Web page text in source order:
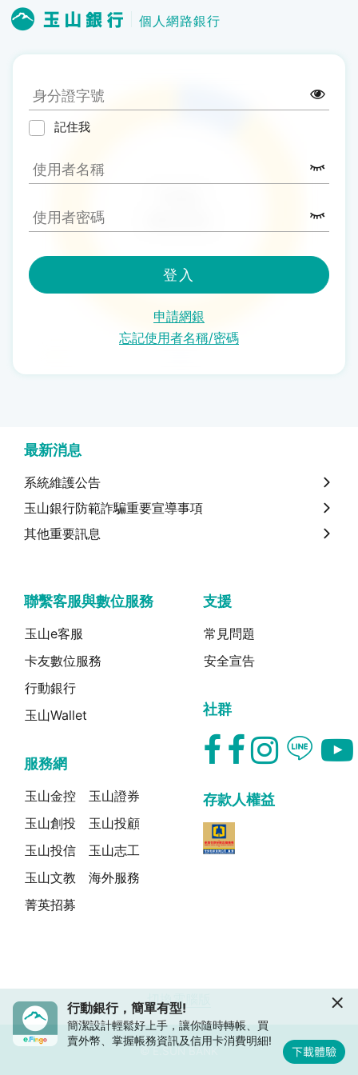
個人網路銀行
記住我
登入
申請網銀
忘記使用者名稱/密碼
最新消息
系統維護公告
玉山銀行防範詐騙重要宣導事項
其他重要訊息
聯繫客服與數位服務
玉山e客服
卡友數位服務
行動銀行
玉山Wallet
支援
常見問題
安全宣告
服務網
玉山金控
玉山證券
玉山創投
玉山投顧
玉山投信
玉山志工
玉山文教
海外服務
菁英招募
社群
存款人權益
切換電腦版
© E.SUN BANK
行動銀行，簡單有型!
簡潔設計輕鬆好上手，讓你隨時轉帳、買
賣外幣、掌握帳務資訊及信用卡消費明細!